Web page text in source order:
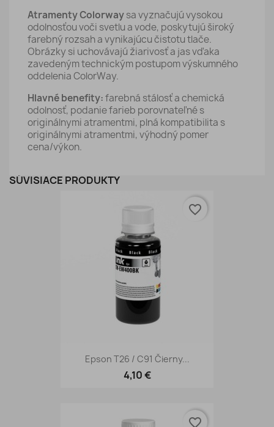
Atramenty Colorwaysa vyznačujú vysokou
odolnosťou voči svetlu a vode, poskytujú široký
farebný rozsah a vynikajúcu čistotu tlače.
Obrázky si uchovávajú žiarivosť a jas vďaka
zavedeným technickým postupom výskumného
oddelenia ColorWay.
Hlavné benefity:farebná stálosť a chemická
odolnosť, podanie farieb porovnateľné s
originálnymi atramentmi, plná kompatibilita s
originálnymi atramentmi, výhodný pomer
cena/výkon.
SÚVISIACE PRODUKTY
Epson T26 / C91 Čierny...
4,10 €
favorite_border
favorite_border